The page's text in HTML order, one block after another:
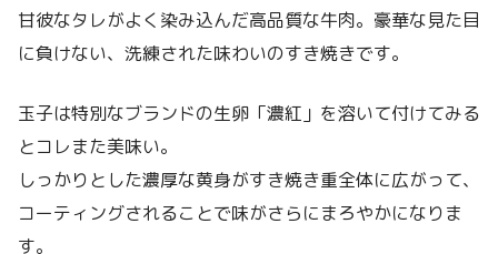
甘彼なタレがよく染み込んだ高品質な牛肉。豪華な見た目
に負けない、洗練された味わいのすき焼きです。
玉子は特別なブランドの生卵「濃紅」を溶いて付けてみる
とコレまた美味い。
しっかりとした濃厚な黄身がすき焼き重全体に広がって、
コーティングされることで味がさらにまろやかになりま
す。